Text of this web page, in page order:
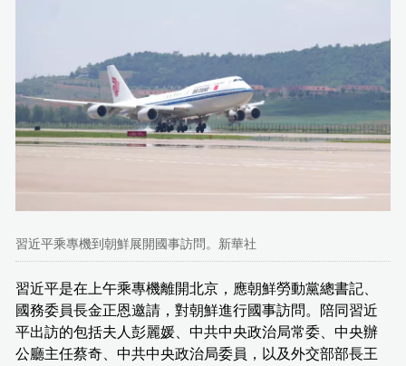
習近平乘專機到朝鮮展開國事訪問。新華社
習近平是在上午乘專機離開北京，應朝鮮勞動黨總書記、
國務委員長金正恩邀請，對朝鮮進行國事訪問。陪同習近
平出訪的包括夫人彭麗媛、中共中央政治局常委、中央辦
公廳主任蔡奇、中共中央政治局委員，以及外交部部長王